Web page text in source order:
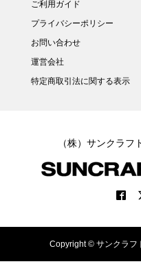
ご利用ガイド
プライバシーポリシー
お問い合わせ
運営会社
特定商取引法に関する表示
（株）サンクラ
Copyright ©サンクラフ